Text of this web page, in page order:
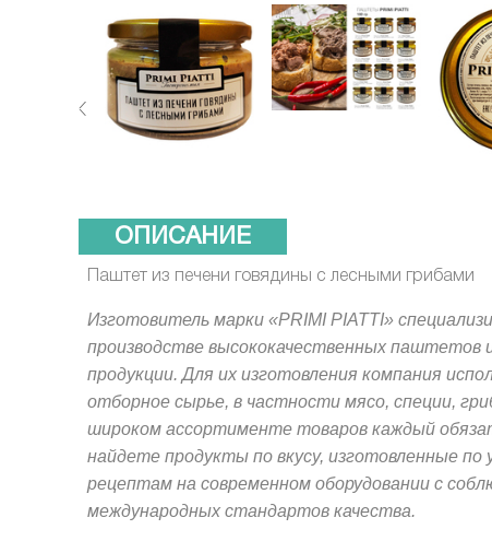
ОПИСАНИЕ
Паштет из печени говядины с лесными грибами
Изготовитель марки «PRIMI PIATTI»
производстве высококачественных паштетов
продукции. Для их изготовления компания
отборное сырье, в частности мясо, специи,
широком ассортименте товаров каждый
найдете продукты по вкусу, изготовленные по
рецептам на современном оборудовании с
международных стандартов качества.